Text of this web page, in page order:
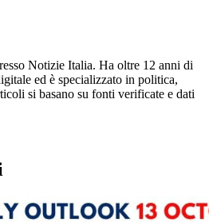
Notizie Italia. Ha oltre 12 anni di
ed è specializzato in politica,
si basano su fonti verificate e dati